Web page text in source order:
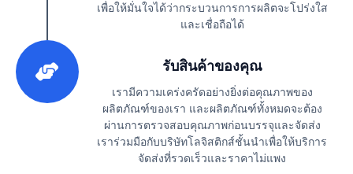
เพื่อให้มั่นใจได้ว่ากระบวนการการผลิตจะโปร่งใส
และเชื่อถือได้
รับสินค้าของคุณ
เรามีความเคร่งครัดอย่างยิ่งต่อคุณภาพของ
ผลิตภัณฑ์ของเรา และผลิตภัณฑ์ทั้งหมดจะต้อง
ผ่านการตรวจสอบคุณภาพก่อนบรรจุและจัดส่ง
เราร่วมมือกับบริษัทโลจิสติกส์ชั้นนำเพื่อให้บริการ
จัดส่งที่รวดเร็วและราคาไม่แพง